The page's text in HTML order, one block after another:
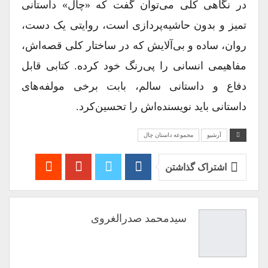
در نگاهی کلی می‌توان گفت که «چال» داستانی
تمیز و بدون حاشیه‌پردازی است، روایتی یک دست،
روان، ساده و بی‌آلایش که در ساختار کلی قصه‌اش،
مفاهیمی انسانی‌ را پی‌رنگ خود کرده. کتابی قابل
دفاع و داستانی سالم، بابت برخی مولفه‌های
داستانی باید نویسنده‌اش را تحسین‌کرد.
آرشیو مجموعه داستان چال
اشتراک گذاشتن
سیدمحمد صدرالغروی